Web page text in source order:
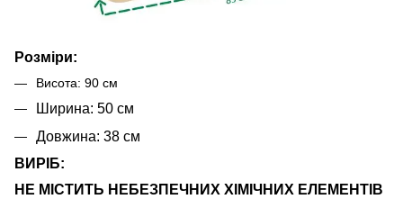
Розміри:
Висота: 90 см
Ширина: 50 см
Довжина: 38 см
ВИРІБ:
НЕ МІСТИТЬ НЕБЕЗПЕЧНИХ ХІМІЧНИХ ЕЛЕМЕНТІВ